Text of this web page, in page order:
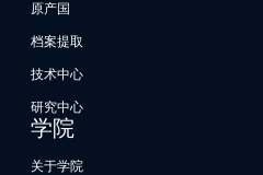
原产国
档案提取
技术中心
研究中心
学院
关于学院